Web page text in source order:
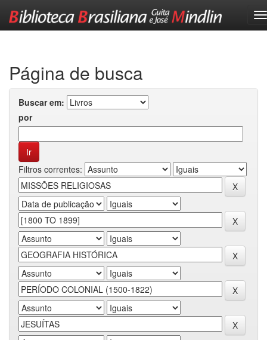
Página de busca
Buscar em:
por
Filtros correntes: